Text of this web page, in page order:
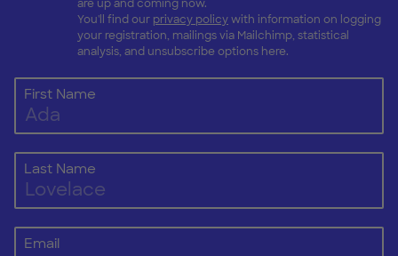
are up and coming now.
You'll find our privacy policywith information on logging
your registration, mailings via Mailchimp, statistical
analysis, and unsubscribe options here.
First Name
Last Name
Email